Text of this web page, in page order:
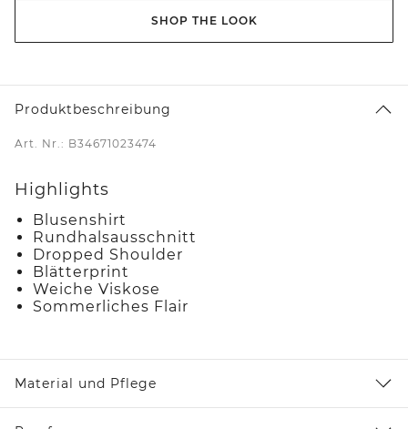
SHOP THE LOOK
Produktbeschreibung
Art. Nr.: B34671023474
Highlights
Blusenshirt
Rundhalsausschnitt
Dropped Shoulder
Blätterprint
Weiche Viskose
Sommerliches Flair
Material und Pflege